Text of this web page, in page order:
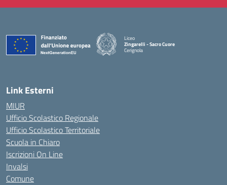
Liceo
Zingarelli - Sacro Cuore
Cerignola
— Visita la pagina iniziale della scuola
Link Esterni
MIUR
Ufficio Scolastico Regionale
Ufficio Scolastico Territoriale
Scuola in Chiaro
Iscrizioni On Line
Invalsi
Comune